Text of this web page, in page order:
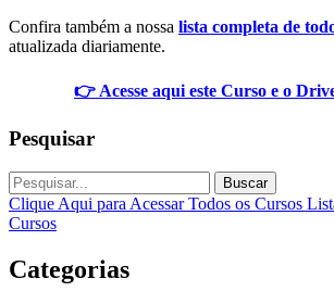
Confira também a nossa lista completa de
atualizada diariamente.
👉 Acesse aqui este Curso e o
Pesquisar
Buscar
Clique Aqui para Acessar Todos os Cursos
Cursos
Categorias